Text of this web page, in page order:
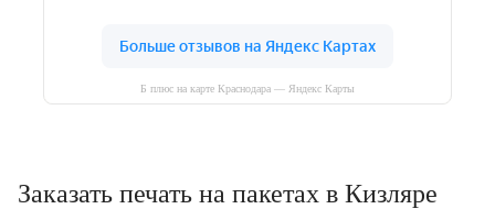
Б плюс на карте Краснодара — Яндекс Карты
Заказать печать на пакетах в Кизляре